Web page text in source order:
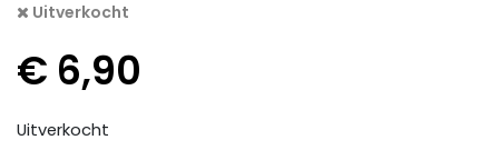
Uitverkocht
€ 6,90
Uitverkocht